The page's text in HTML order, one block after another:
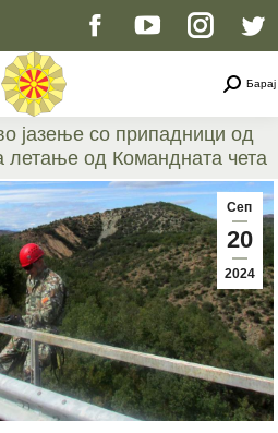
Facebook
opens
in
new
window
YouTube
opens
in
new
window
page
opens
in
new
window
Барај
јазење со припадници од
летање од Командната чета
You are here:
Сеп
20
2024